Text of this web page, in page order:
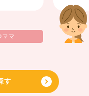
マ
す